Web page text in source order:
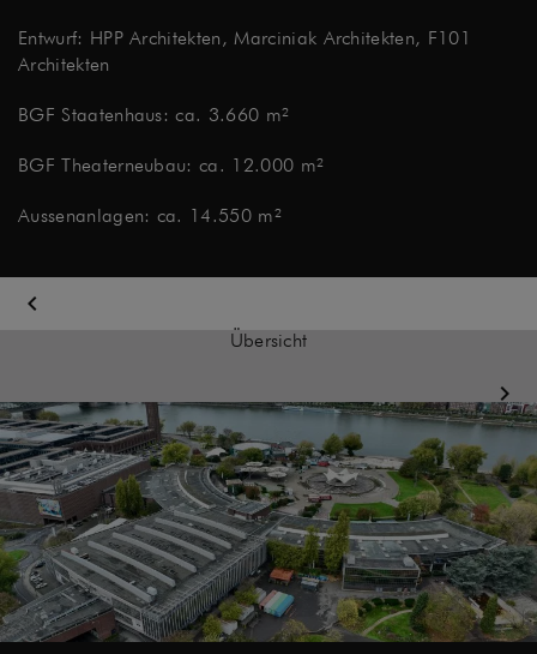
Entwurf: HPP Architekten, Marciniak Architekten, F101
Architekten
BGF Staatenhaus: ca. 3.660 m²
BGF Theaterneubau: ca. 12.000 m²
Aussenanlagen: ca. 14.550 m²
chevron_left
Übersicht
chevron_right